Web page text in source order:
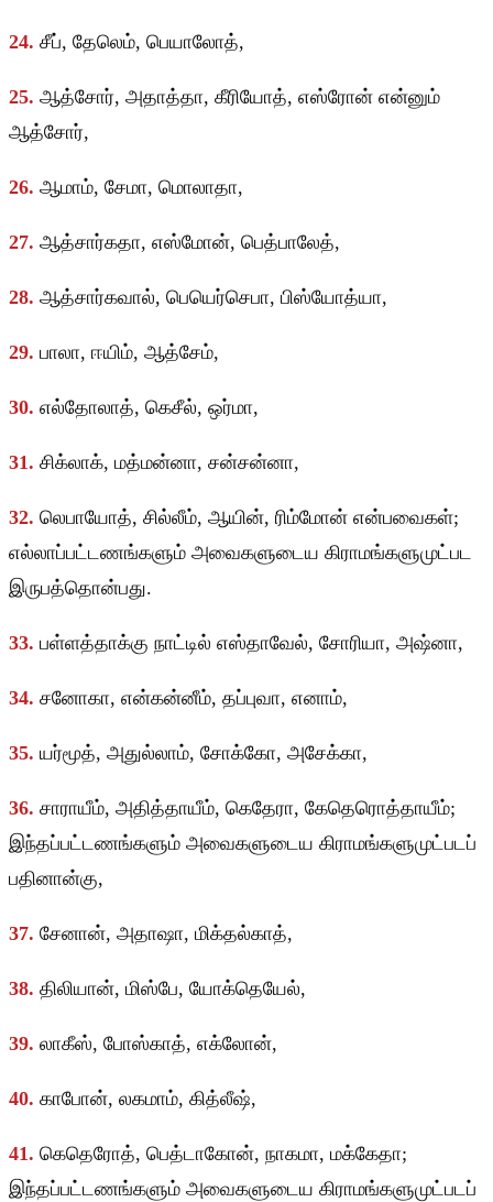
24. சீப், தேலெம், பெயாலோத்,
25. ஆத்சோர், அதாத்தா, கீரியோத், எஸ்ரோன் என்னும்
ஆத்சோர்,
26. ஆமாம், சேமா, மொலாதா,
27. ஆத்சார்கதா, எஸ்மோன், பெத்பாலேத்,
28. ஆத்சார்கவால், பெயெர்செபா, பிஸ்யோத்யா,
29. பாலா, ஈயிம், ஆத்சேம்,
30. எல்தோலாத், கெசீல், ஒர்மா,
31. சிக்லாக், மத்மன்னா, சன்சன்னா,
32. லெபாயோத், சில்லீம், ஆயின், ரிம்மோன் என்பவைகள்;
எல்லாப்பட்டணங்களும் அவைகளுடைய கிராமங்களுமுட்பட
இருபத்தொன்பது.
33. பள்ளத்தாக்கு நாட்டில் எஸ்தாவேல், சோரியா, அஷ்னா,
34. சனோகா, என்கன்னீம், தப்புவா, எனாம்,
35. யர்மூத், அதுல்லாம், சோக்கோ, அசேக்கா,
36. சாராயீம், அதித்தாயீம், கெதேரா, கேதெரொத்தாயீம்;
இந்தப்பட்டணங்களும் அவைகளுடைய கிராமங்களுமுட்படப்
பதினான்கு,
37. சேனான், அதாஷா, மிக்தல்காத்,
38. திலியான், மிஸ்பே, யோக்தெயேல்,
39. லாகீஸ், போஸ்காத், எக்லோன்,
40. காபோன், லகமாம், கித்லீஷ்,
41. கெதெரோத், பெத்டாகோன், நாகமா, மக்கேதா;
இந்தப்பட்டணங்களும் அவைகளுடைய கிராமங்களுமுட்படப்